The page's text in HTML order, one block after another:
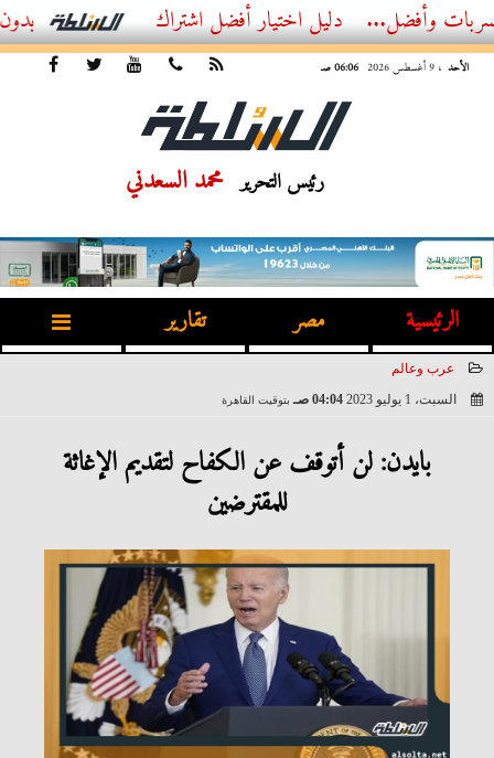
أفضل اشتراك IPTV بدون تقطيع 2026 – دليل المشاهد العصري
الأحد ، 9 أغسطس 2026 06:06 صـ
رئيس التحرير محمد السعدني
الرئيسية مصر تقارير
عرب وعالم
السبت، 1 يوليو 2023
04:04 صـ بتوقيت القاهرة
بايدن: لن أتوقف عن الكفاح لتقديم الإغاثة
للمقترضين